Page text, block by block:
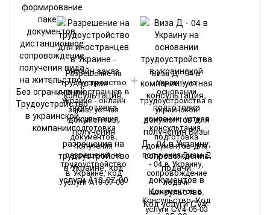
Разрешение на
трудоустройство
для иностранцев в
Украине - онлайн
заказ, устная
консультация,
подготовка
документов,
получения
разрешения на
трудоустройство
в Украине, код
услуги А10-07-00
Виза Д - 04 в
Украину на
основании
трудоустройства в
украинской
компании: устная
консультация,
подготовка
документов для
получения Визы Д
- 04 в Украину,
сопровождение
подачи
документов в
Консульство. Код
услуги CV4-05-03